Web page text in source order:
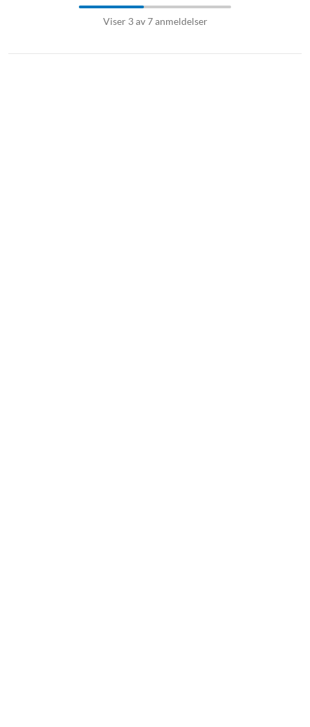
Viser 3 av 7 anmeldelser